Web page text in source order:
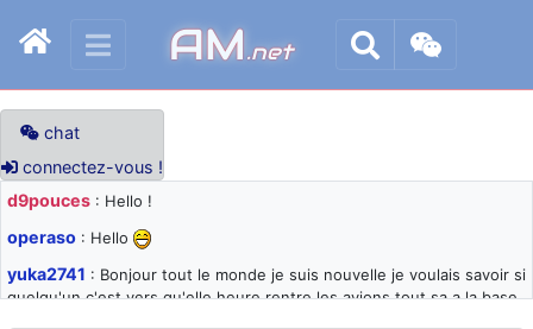
AM.net
chat
connectez-vous !
d9pouces : Hello !
operaso : Hello
yuka2741 : Bonjour tout le monde je suis nouvelle je voulais savoir si
quelqu'un c'est vers qu'elle heure rentre les avions tout sa a la base